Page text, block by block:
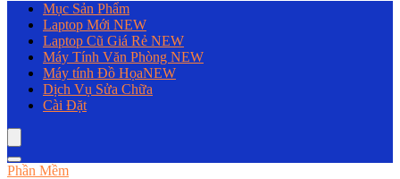
Mục Sản Phẩm
Laptop Mới NEW
Laptop Cũ Giá Rẻ NEW
Máy Tính Văn Phòng NEW
Máy tính Đồ HọaNEW
Dịch Vụ Sửa Chữa
Cài Đặt
Phần Mềm